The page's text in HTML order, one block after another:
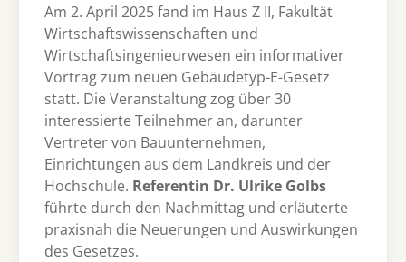
Am 2. April 2025 fand im Haus Z II, Fakultät
Wirtschaftswissenschaften und
Wirtschaftsingenieurwesen ein informativer
Vortrag zum neuen Gebäudetyp-E-Gesetz
statt. Die Veranstaltung zog über 30
interessierte Teilnehmer an, darunter
Vertreter von Bauunternehmen,
Einrichtungen aus dem Landkreis und der
Hochschule. Referentin Dr. Ulrike Golbs
führte durch den Nachmittag und erläuterte
praxisnah die Neuerungen und Auswirkungen
des Gesetzes.